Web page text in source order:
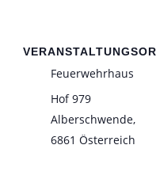
Feuerwehrhaus
Hof 979
Alberschwende,
6861 Österreich